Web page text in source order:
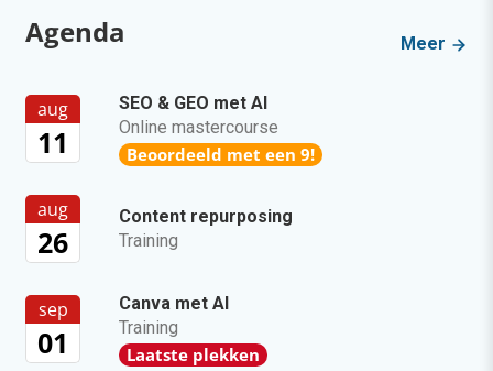
Agenda Meer
aug
11
SEO & GEO met AI
Online mastercourse
Beoordeeld met een 9!
aug
26
Content repurposing
Training
sep
01
Canva met AI
Training
Laatste plekken